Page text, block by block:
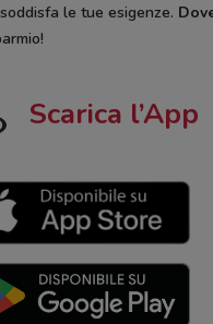
le tue esigenze.
Scarica l’App